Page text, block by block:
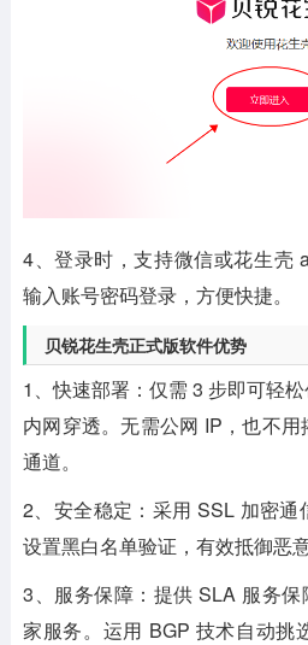
4、登录时，支持微信或花生壳
输入账号密码登录，方便快捷。
贝锐花生壳正式版软件优势
1、快速部署：仅需 3 步即可轻
内网穿透。无需公网 IP，也不
通道。
2、安全稳定：采用 SSL 加密通
设置黑白名单验证，有效抵御恶
3、服务保障：提供 SLA 服务
家服务。运用 BGP 技术自动挑